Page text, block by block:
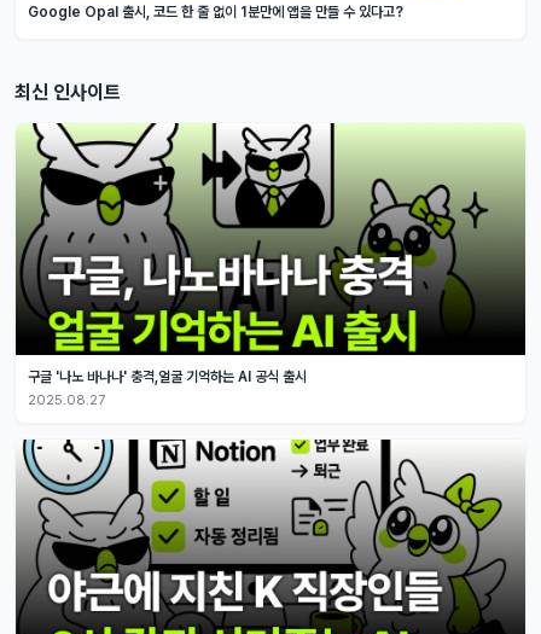
Google Opal 출시, 코드 한 줄 없이 1분만에 앱을 만들 수 있다고?
최신 인사이트
구글 '나노 바나나' 충격,얼굴 기억하는 AI 공식 출시
2025.08.27